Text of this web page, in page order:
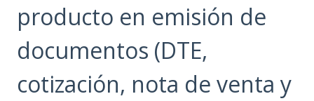
producto en emisión de
documentos (DTE,
cotización, nota de venta y